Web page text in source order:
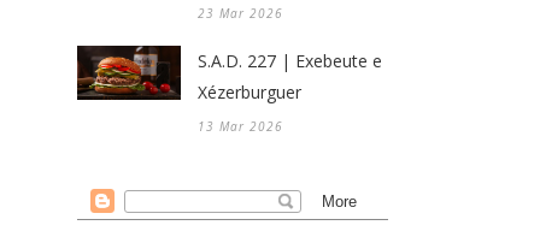
23 Mar 2026
S.A.D. 227 | Exebeute e
Xézerburguer
13 Mar 2026